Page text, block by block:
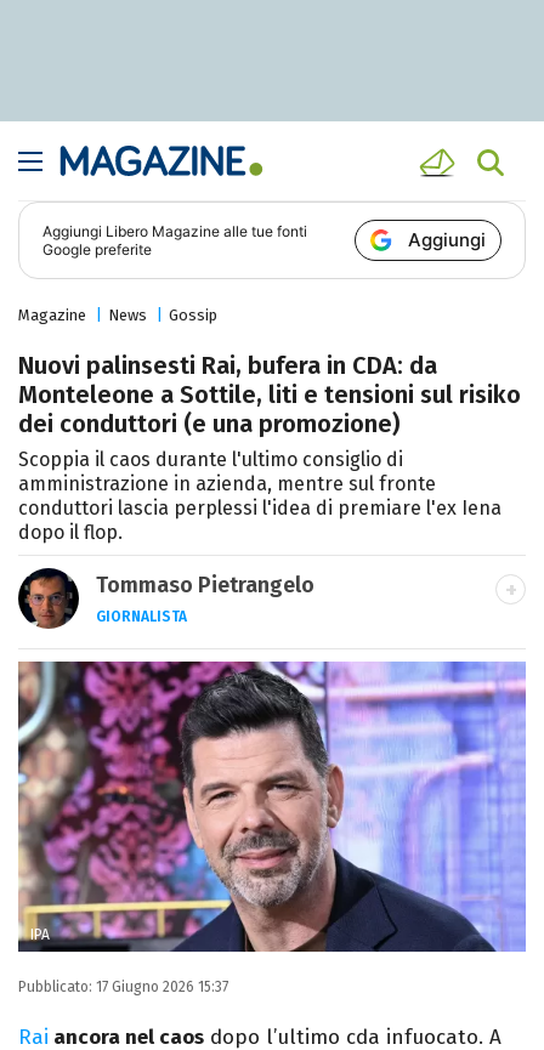
Aggiungi Libero Magazine alle tue fonti
Google preferite
Aggiungi
Magazine News Gossip
Nuovi palinsesti Rai, bufera in CDA: da
Monteleone a Sottile, liti e tensioni sul risiko
dei conduttori (e una promozione)
Scoppia il caos durante l'ultimo consiglio di
amministrazione in azienda, mentre sul fronte
conduttori lascia perplessi l'idea di premiare l'ex Iena
dopo il flop.
Tommaso Pietrangelo
GIORNALISTA
Autore, giornalista, cantautore. Laureato in
Letterature Straniere, è appassionato di
cinema, poesia e Shakespeare. Scrive
canzoni e ama i gatti.
IPA
Pubblicato: 17 Giugno 2026 15:37
Rai ancora nel caos dopo l’ultimo cda infuocato. A